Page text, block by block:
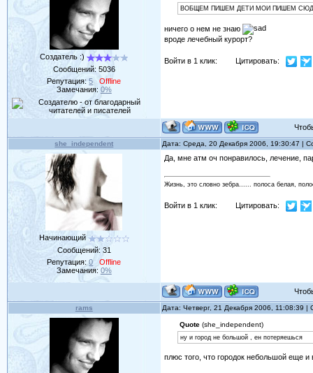
Создатель :)
Сообщений: 5036
Репутация:5
Offline
Замечания: 0%
ВОБЩЕМ ПИШЕМ ДЕТИ МОИ ПИШЕМ
ничего о нем не знаю
вроде лечебный курорт?
Войти в 1 клик: Цитировать:
she_independent Дата: Среда, 20 Декабря 2006, 19:30:47 |
Начинающий
Сообщений: 31
Репутация:0
Offline
Замечания: 0%
Да, мне атм оч понравилось, лечение,
Жизнь, это словно зебра...... полоса белая,
Войти в 1 клик: Цитировать:
rams Дата: Четверг, 21 Декабря 2006, 11:08:39
Quote(she_independent)
ну и город не большой , ен потеряешься
плюс того, что городок небольшой еще